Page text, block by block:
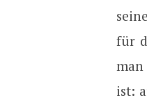
für
man
ist: